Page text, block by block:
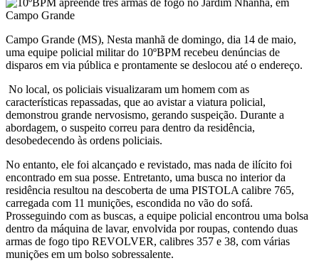
Campo Grande (MS), Nesta manhã de domingo, dia 14 de maio,
uma equipe policial militar do 10ºBPM recebeu denúncias de
disparos em via pública e prontamente se deslocou até o endereço.
No local, os policiais visualizaram um homem com as
características repassadas, que ao avistar a viatura policial,
demonstrou grande nervosismo, gerando suspeição. Durante a
abordagem, o suspeito correu para dentro da residência,
desobedecendo às ordens policiais.
No entanto, ele foi alcançado e revistado, mas nada de ilícito foi
encontrado em sua posse. Entretanto, uma busca no interior da
residência resultou na descoberta de uma PISTOLA calibre 765,
carregada com 11 munições, escondida no vão do sofá.
Prosseguindo com as buscas, a equipe policial encontrou uma bolsa
dentro da máquina de lavar, envolvida por roupas, contendo duas
armas de fogo tipo REVOLVER, calibres 357 e 38, com várias
munições em um bolso sobressalente.